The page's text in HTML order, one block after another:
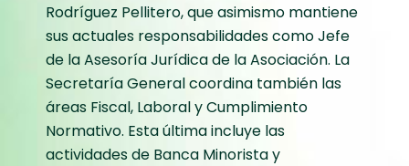
Rodríguez Pellitero, que asimismo mantiene
sus actuales responsabilidades como Jefe
de la Asesoría Jurídica de la Asociación. La
Secretaría General coordina también las
áreas Fiscal, Laboral y Cumplimiento
Normativo. Esta última incluye las
actividades de Banca Minorista y